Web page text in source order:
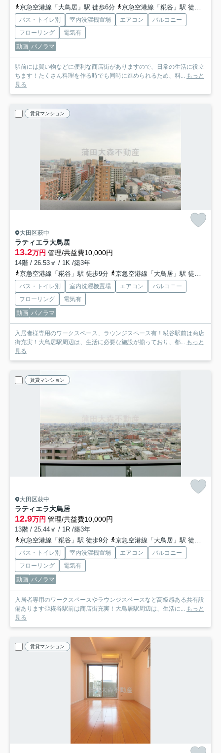
京急空港線「大鳥居」駅 徒歩6分
京急空港線「糀谷」駅 徒歩8分
バス・トイレ別 室内洗濯機置場 エアコン
バルコニー
フローリング
電気有
動画 パノラマ
駅前には買い物などに便利な商店街がありますので、日常の生活に役立
ちます！たくさん料理を作る時でも同時に進められるため、料... もっと
見る
賃貸マンション
大田区萩中
ラティエラ大鳥居
13.2万円 管理/共益費10,000円
14階 / 26.53㎡ / 1K /築3年
京急空港線「糀谷」駅 徒歩9分
京急空港線「大鳥居」駅 徒歩6分
バス・トイレ別 室内洗濯機置場 エアコン
バルコニー
フローリング
電気有
動画 パノラマ
入居者様専用のワークスペース、ラウンジスペース有！糀谷駅前は商店
街充実！大鳥居駅周辺は、生活に必要な施設が揃っており、都... もっと
見る
賃貸マンション
大田区萩中
ラティエラ大鳥居
12.9万円 管理/共益費10,000円
13階 / 25.44㎡ / 1R /築3年
京急空港線「糀谷」駅 徒歩9分
京急空港線「大鳥居」駅 徒歩6分
バス・トイレ別 室内洗濯機置場 エアコン
バルコニー
フローリング
電気有
動画 パノラマ
入居者専用のワークスペースやラウンジスペースなど高級感ある共有設
備あります◎糀谷駅前は商店街充実！大鳥居駅周辺は、生活に... もっと
見る
賃貸マンション